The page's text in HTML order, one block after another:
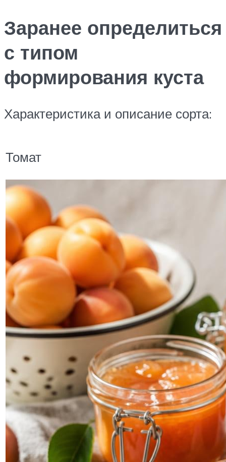
Заранее определиться
с типом
формирования куста
Характеристика и описание сорта:
Томат